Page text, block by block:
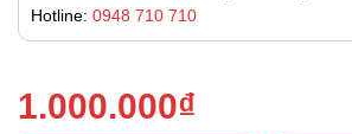
Hotline: 0948 710 710
1.000.000₫